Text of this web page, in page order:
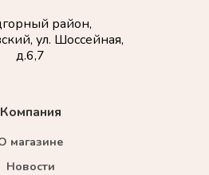
Компания
магазине
Новости
район,
ул. Шоссейная,
д.6,7